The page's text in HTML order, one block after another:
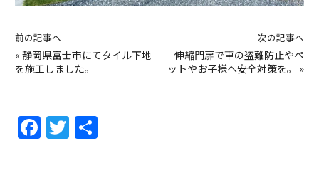
前の記事へ
« 静岡県富士市にてタイル下地
を施工しました。
次の記事へ
伸縮門扉で車の盗難防止やペ
ットやお子様へ安全対策を。
»
F
a
T
w